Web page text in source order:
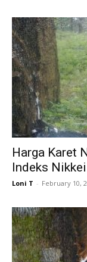
Harga Karet
Indeks Nikkei
Loni T - February 10,